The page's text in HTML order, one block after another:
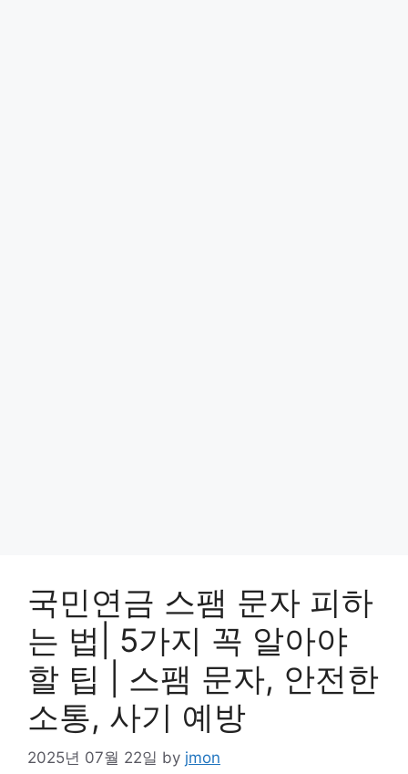
국민연금 스팸 문자 피하
는 법| 5가지 꼭 알아야
할 팁 | 스팸 문자, 안전한
소통, 사기 예방
2025년 07월 22일 by jmon